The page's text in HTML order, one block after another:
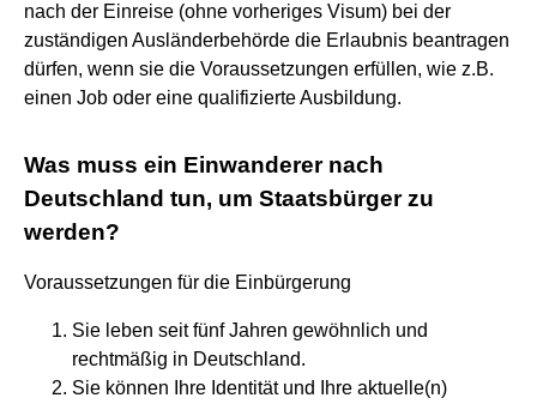
nach der Einreise (ohne vorheriges Visum) bei der
zuständigen Ausländerbehörde die Erlaubnis beantragen
dürfen, wenn sie die Voraussetzungen erfüllen, wie z.B.
einen Job oder eine qualifizierte Ausbildung.
Was muss ein Einwanderer nach
Deutschland tun, um Staatsbürger zu
werden?
Voraussetzungen für die Einbürgerung
Sie leben seit fünf Jahren gewöhnlich und
rechtmäßig in Deutschland.
Sie können Ihre Identität und Ihre aktuelle(n)